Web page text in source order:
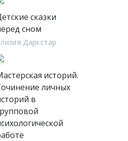
сказки
сном
Даркстар
историй.
личных
в